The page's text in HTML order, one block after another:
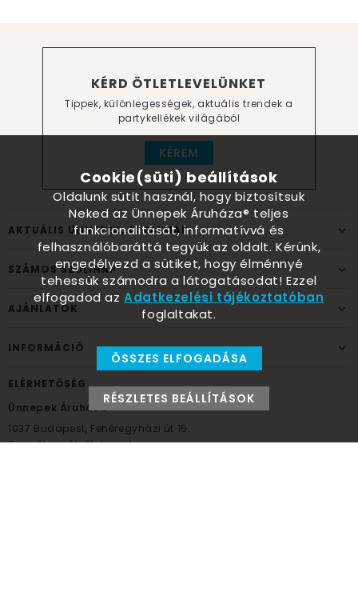
KÉRD ÖTLETLEVELÜNKET
Tippek, különlegességek, aktuális trendek a
partykellékek világából
KÉREM
AKTUÁLIS ÜNNEPEK, ALKALMAK
SZÁMOS SZÜLINAP
AJÁNLATOK
INFORMÁCIÓ
ELÉRHETŐSÉG
Ünnepek Áruháza
1037 Budapest, Fehéregyházi út 15.
Személyes átvételi pont
Cookie(süti) beállítások
Oldalunk sütit használ, hogy biztosítsuk
Neked az Ünnepek Áruháza® teljes
funkcionalitását, informatívvá és
felhasználóbaráttá tegyük az oldalt. Kérünk,
engedélyezd a sütiket, hogy élménnyé
tehessük számodra a látogatásodat! Ezzel
elfogadod azAdatkezelési tájékoztatóban
foglaltakat.
ÖSSZES ELFOGADÁSA
RÉSZLETES BEÁLLÍTÁSOK